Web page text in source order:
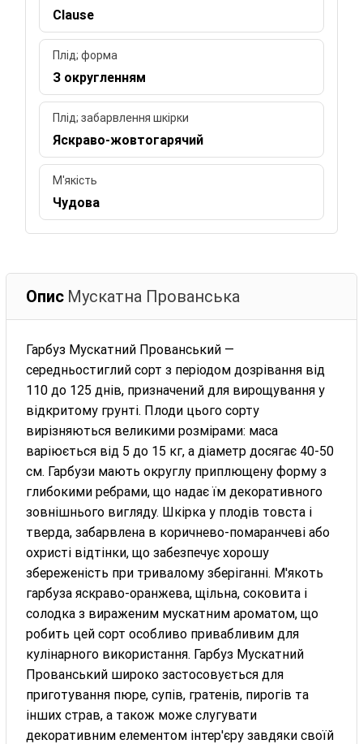
Clause
Плід; форма
З округленням
Плід; забарвлення шкірки
Яскраво-жовтогарячий
М'якість
Чудова
Опис Мускатна Прованська
Гарбуз Мускатний Прованський —
середньостиглий сорт з періодом дозрівання від
110 до 125 днів, призначений для вирощування у
відкритому грунті. Плоди цього сорту
вирізняються великими розмірами: маса
варіюється від 5 до 15 кг, а діаметр досягає 40-50
см. Гарбузи мають округлу приплющену форму з
глибокими ребрами, що надає їм декоративного
зовнішнього вигляду. Шкірка у плодів товста і
тверда, забарвлена в коричнево-помаранчеві або
охристі відтінки, що забезпечує хорошу
збереженість при тривалому зберіганні. М'якоть
гарбуза яскраво-оранжева, щільна, соковита і
солодка з вираженим мускатним ароматом, що
робить цей сорт особливо привабливим для
кулінарного використання. Гарбуз Мускатний
Прованський широко застосовується для
приготування пюре, супів, гратенів, пирогів та
інших страв, а також може слугувати
декоративним елементом інтер'єру завдяки своїй